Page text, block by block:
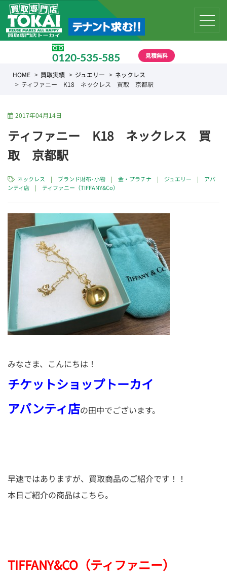
0120-535-585 見積無料
HOME 買取実績 ジュエリー
ネックレス
ティファニー K18 ネックレス 買取 京都駅
2017年04月14日
ティファニー K18 ネックレス 買
取 京都駅
ネックレス | ブランド財布･小物 |金・プラチナ | ジュエリー | アバ
ンティ店 | ティファニー（TIFFANY&Co）
みなさま、こんにちは！
チケットショップトーカイ
アバンティ店の田中でございます。
早速ではありますが、買取商品のご紹介です！！
本日ご紹介の商品はこちら。
TIFFANY&CO（ティファニー）